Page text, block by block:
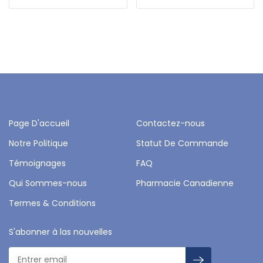
Page D'accueil
Contactez-nous
Notre Politique
Statut De Commande
Témoignages
FAQ
Qui Sommes-nous
Pharmacie Canadienne
Termes & Conditions
S'abonner à las nouvelles